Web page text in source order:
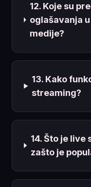
12. Koje su
oglašavanja
medije?
13. Kako
streaming?
14. Što je
zašto je